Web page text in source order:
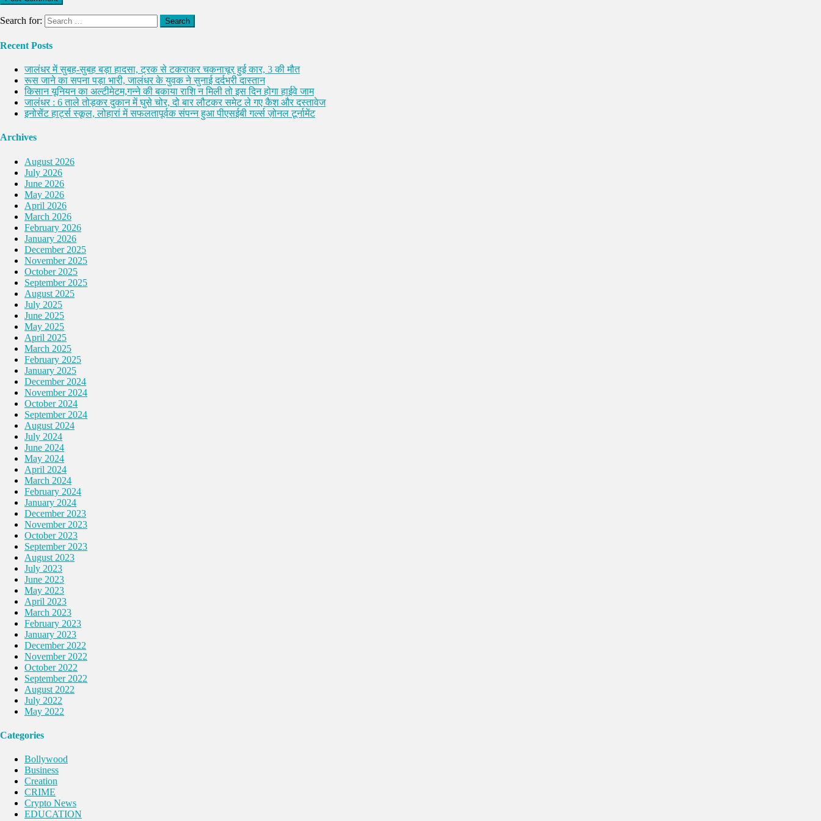
Search for:
Recent Posts
जालंधर में सुबह-सुबह बड़ा हादसा, ट्रक से टकराकर चकनाचूर हुई कार, 3 की मौत
रूस जाने का सपना पड़ा भारी, जालंधर के युवक ने सुनाई दर्दभरी दास्तान
किसान यूनियन का अल्टीमेटम,गन्ने की बकाया राशि न मिली तो इस दिन होगा हाईवे जाम
जालंधर : 6 ताले तोड़कर दुकान में घुसे चोर, दो बार लौटकर समेट ले गए कैश और दस्तावेज
इनोसेंट हार्ट्स स्कूल, लोहारां में सफलतापूर्वक संपन्न हुआ पीएसईबी गर्ल्स ज़ोनल टूर्नामेंट
Archives
August 2026
July 2026
June 2026
May 2026
April 2026
March 2026
February 2026
January 2026
December 2025
November 2025
October 2025
September 2025
August 2025
July 2025
June 2025
May 2025
April 2025
March 2025
February 2025
January 2025
December 2024
November 2024
October 2024
September 2024
August 2024
July 2024
June 2024
May 2024
April 2024
March 2024
February 2024
January 2024
December 2023
November 2023
October 2023
September 2023
August 2023
July 2023
June 2023
May 2023
April 2023
March 2023
February 2023
January 2023
December 2022
November 2022
October 2022
September 2022
August 2022
July 2022
May 2022
Categories
Bollywood
Business
Creation
CRIME
Crypto News
EDUCATION